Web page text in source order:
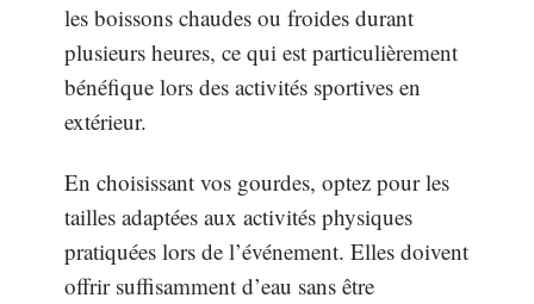
les boissons chaudes ou froides durant
plusieurs heures, ce qui est particulièrement
bénéfique lors des activités sportives en
extérieur.
En choisissant vos gourdes, optez pour les
tailles adaptées aux activités physiques
pratiquées lors de l’événement. Elles doivent
offrir suffisamment d’eau sans être